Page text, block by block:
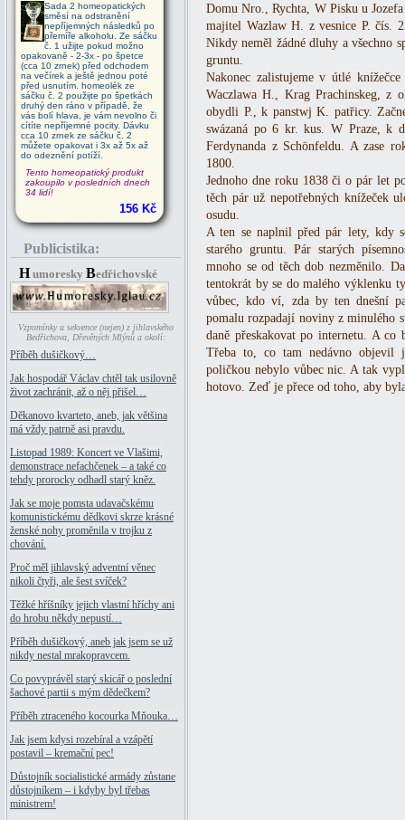
Sada 2 homeopatických
směsí na odstranění
nepříjemných následků po
přemíře alkoholu. Ze sáčku
č. 1 užijte pokud možno
opakovaně - 2-3x - po špetce
(cca 10 zrnek) před odchodem
na večírek a ještě jednou poté
před usnutím. homeolék ze
sáčku č. 2 použijte po špetkách
druhý den ráno v případě, že
vás bolí hlava, je vám nevolno či
cítíte nepříjemné pocity. Dávku
cca 10 zrnek ze sáčku č. 2
můžete opakovat i 3x až 5x až
do odeznění potíží.
Tento homeopatický produkt
zakoupilo v posledních dnech
34 lidí!
156 Kč
Publicistika:
H umoresky Bedřichovské
Vzpomínky a sekvence (nejen) z jihlavského
Bedřichova, Dřevěných Mlýnů a okolí:
Příběh dušičkový…
Jak hospodář Václav chtěl tak usilovně
život zachránit, až o něj přišel…
Děkanovo kvarteto, aneb, jak většina
má vždy patrně asi pravdu.
Listopad 1989: Koncert ve Vlašimi,
demonstrace nefachčenek – a také co
tehdy prorocky odhadl starý kněz.
Jak se moje pomsta udavačskému
komunistickému dědkovi skrze krásné
ženské nohy proměnila v trojku z
chování.
Proč měl jihlavský adventní věnec
nikoli čtyři, ale šest svíček?
Těžké hříšníky jejich vlastní hříchy ani
do hrobu někdy nepustí…
Příběh dušičkový, aneb jak jsem se už
nikdy nestal mrakopravcem.
Co povyprávěl starý skicář o poslední
šachové partii s mým dědečkem?
Příběh ztraceného kocourka Mňouka…
Jak jsem kdysi rozebíral a vzápětí
postavil – kremační pec!
Důstojník socialistické armády zůstane
důstojníkem – i kdyby byl třebas
ministrem!
Domu Nro., Rychta, W Pisku u
majitel Wazlaw H. z vesnice P. čís.
Nikdy neměl žádné dluhy a všechno
gruntu.
Nakonec zalistujeme v útlé
Waczlawa H., Krag Prachinskeg, z
obydli P., k panstwj K. patřicy.
swázaná po 6 kr. kus. W Praze, k
Ferdynanda z Schönfeldu. A zase
1800.
Jednoho dne roku 1838 či o pár let
těch pár už nepotřebných knížeček
osudu.
A ten se naplnil před pár lety, kdy
starého gruntu. Pár starých
mnoho se od těch dob nezměnilo.
tentokrát by se do malého výklenku
vůbec, kdo ví, zda by ten dnešní
pomalu rozpadají noviny z minulého
daně přeskakovat po internetu. A
Třeba to, co tam nedávno objevil
poličkou nebylo vůbec nic. A tak
hotovo. Zeď je přece od toho, aby